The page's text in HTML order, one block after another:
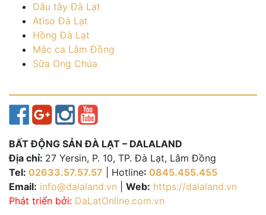
Dâu tây Đà Lạt
Atiso Đà Lạt
Hồng Đà Lạt
Mắc ca Lâm Đồng
Sữa Ong Chúa
BẤT ĐỘNG SẢN ĐÀ LẠT – DALALAND
Địa chỉ: 27 Yersin, P. 10, TP. Đà Lạt, Lâm Đồng
Tel: 02633.57.57.57 | Hotline: 0845.455.455
Email: info@dalaland.vn Web: https://dalaland.vn
Phát triển bởi: DaLatOnline.com.vn